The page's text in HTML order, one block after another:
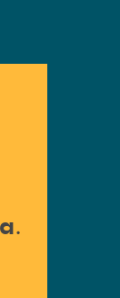
pagina della
.